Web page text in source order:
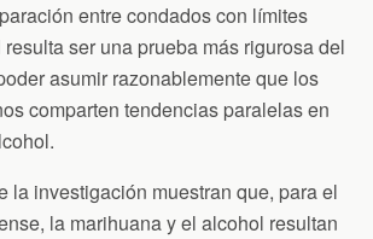
entre condados con límites
ser una prueba más rigurosa del
asumir razonablemente que los
comparten tendencias paralelas en
la investigación muestran que, para el
la marihuana y el alcohol resultan